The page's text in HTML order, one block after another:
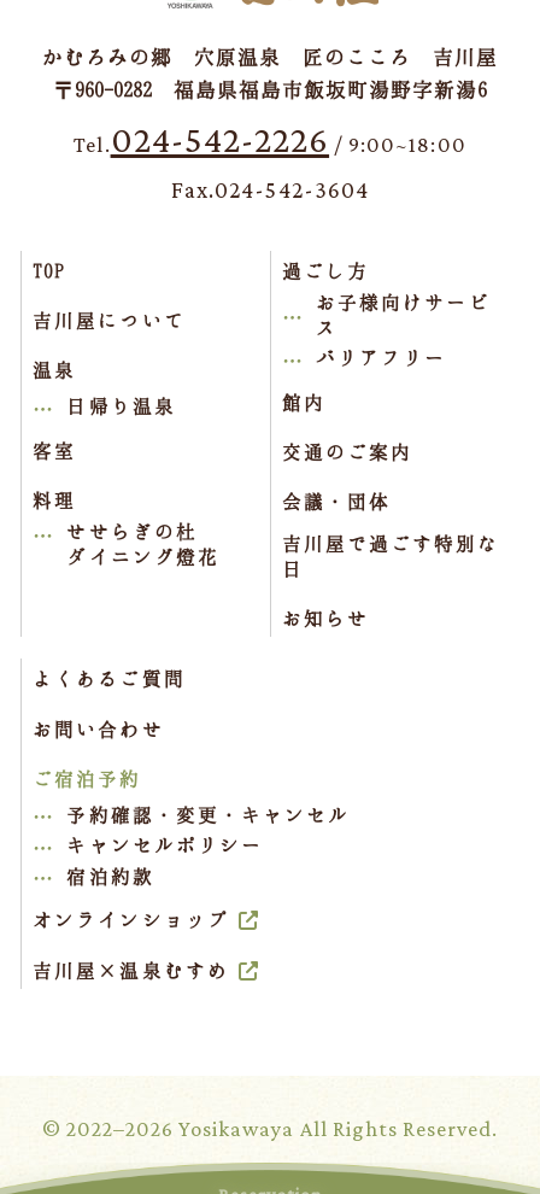
かむろみの郷 穴原温泉 匠のこころ 吉川屋
〒960-0282 福島県福島市飯坂町湯野字新湯6
Tel. 024-542-2226 / 9:00~18:00
Fax.024-542-3604
TOP
吉川屋について
温泉
日帰り温泉
客室
料理
せせらぎの杜
ダイニング燈花
過ごし方
お子様向けサービ
ス
バリアフリー
館内
交通のご案内
会議・団体
吉川屋で過ごす特別な
日
お知らせ
よくあるご質問
お問い合わせ
ご宿泊予約
予約確認・変更・キャンセル
キャンセルポリシー
宿泊約款
オンラインショップ
吉川屋×温泉むすめ
© 2022–2026 Yosikawaya All Rights Reserved.